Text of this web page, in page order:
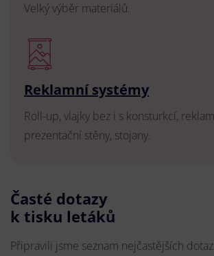
Velký výběr materiálů.
Reklamní systémy
Roll-up, vlajky bez i s konsturkcí,
prezentační stěny, stojany.
Časté dotazy
k tisku letáků
Připravili jsme seznam nejčastějších